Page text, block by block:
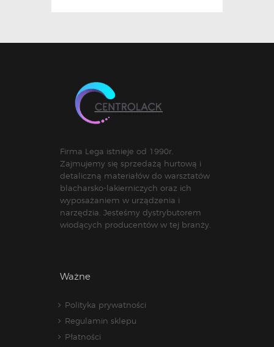
Firma Lega istnieje od 1990r.
Zajmujemy się sprzedażą hurtową i
detaliczną materiałów do warsztatów
blacharsko-lakierniczych oraz ich
wyposażaniem w urządzenia i
narzędzia. Jesteśmy dystrybutorem
wiodących producentów w tej branży.
Ważne
Polityka prywatności
Regulamin sklepu
Płatności